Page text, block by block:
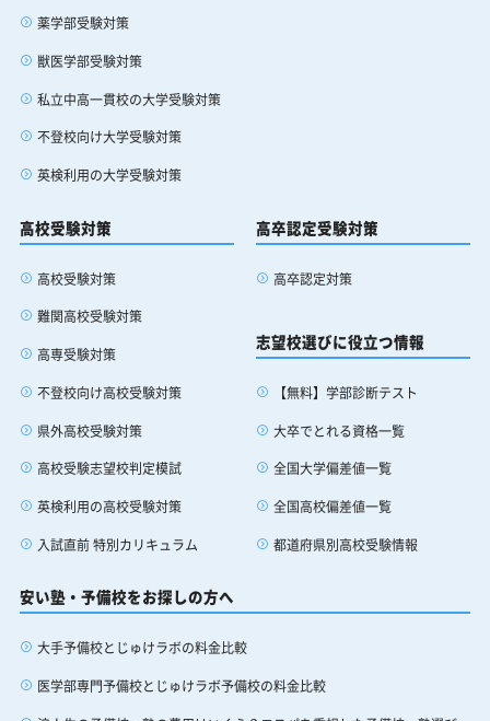
薬学部受験対策
獣医学部受験対策
私立中高一貫校の大学受験対策
不登校向け大学受験対策
英検利用の大学受験対策
高校受験対策
高校受験対策
難関高校受験対策
高専受験対策
不登校向け高校受験対策
県外高校受験対策
高校受験志望校判定模試
英検利用の高校受験対策
入試直前 特別カリキュラム
高卒認定受験対策
高卒認定対策
志望校選びに役立つ情報
【無料】学部診断テスト
大卒でとれる資格一覧
全国大学偏差値一覧
全国高校偏差値一覧
都道府県別高校受験情報
安い塾・予備校をお探しの方へ
大手予備校とじゅけラボの料金比較
医学部専門予備校とじゅけラボ予備校の料金比較